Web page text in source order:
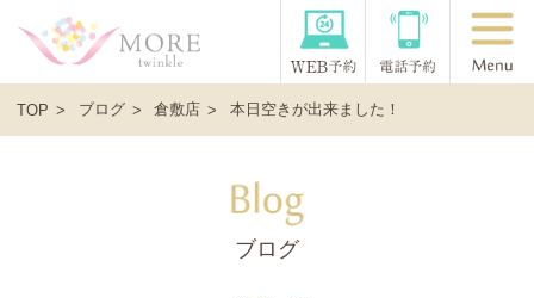
TOP ブログ 倉敷店 本日空きが出来ました！
ブログ